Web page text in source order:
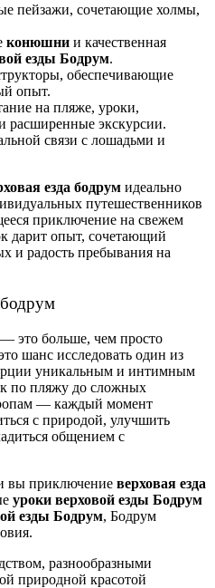
пейзажи, сочетающие холмы,
конюшни и качественная
езды Бодрум.
обеспечивающие
опыт.
на пляже, уроки,
расширенные экскурсии.
связи с лошадьми и
езда бодрум идеально
путешественников
приключение на свежем
дарит опыт, сочетающий
и радость пребывания на
бодрум
— это больше, чем просто
шанс исследовать один из
уникальным и интимным
по пляжу до сложных
— каждый момент
с природой, улучшить
общением с
вы приключение верховая езда
уроки верховой езды Бодрум
езды Бодрум, Бодрум
разнообразными
природной красотой